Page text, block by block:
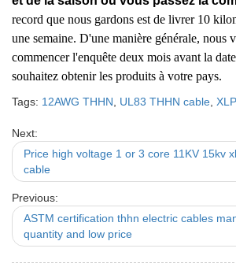
record que nous gardons est de livrer 10
une semaine. D'une manière générale, nous
commencer l'enquête deux mois avant la
souhaitez obtenir les produits à votre pays.
Tags: 12AWG THHN UL83 THHN cable
Next:
Price high voltage 1 or 3 core 11KV 15kv
cable
Previous:
ASTM certification thhn electric cables
quantity and low price